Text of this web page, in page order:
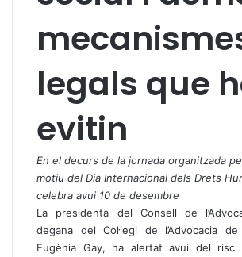
legals que
evitin
En el decurs de la jornada organitzada
motiu del Dia Internacional dels Drets
celebra avui 10 de desembre
La presidenta del Consell de
degana del Col·legi de l’Advocacia
Eugènia Gay, ha alertat avui del risc